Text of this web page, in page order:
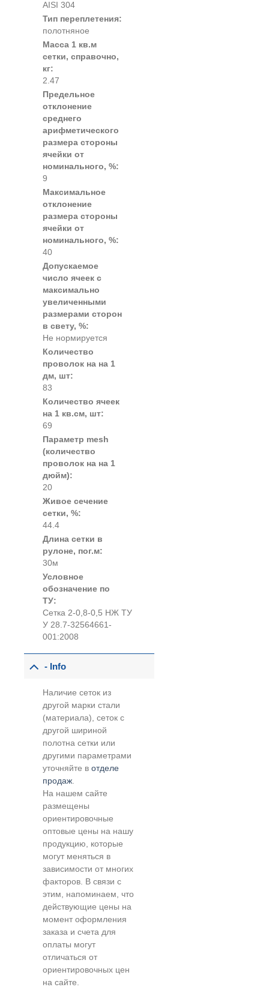
AISI 304
Тип переплетения:
полотняное
Масса 1 кв.м
сетки, справочно,
кг:
2.47
Предельное
отклонение
среднего
арифметического
размера стороны
ячейки от
номинального, %:
9
Максимальное
отклонение
размера стороны
ячейки от
номинального, %:
40
Допускаемое
число ячеек с
максимально
увеличенными
размерами сторон
в свету, %:
Не нормируется
Количество
проволок на на 1
дм, шт:
83
Количество ячеек
на 1 кв.см, шт:
69
Параметр mesh
(количество
проволок на на 1
дюйм):
20
Живое сечение
сетки, %:
44.4
Длина сетки в
рулоне, пог.м:
30м
Условное
обозначение по
ТУ:
Сетка 2-0,8-0,5 НЖ ТУ
У 28.7-32564661-
001:2008
- Info
Наличие сеток из
другой марки стали
(материала), сеток с
другой шириной
полотна сетки или
другими параметрами
уточняйте вотделе
продаж.
На нашем сайте
размещены
ориентировочные
оптовые цены на нашу
продукцию, которые
могут меняться в
зависимости от многих
факторов. В связи с
этим, напоминаем, что
действующие цены на
момент оформления
заказа и счета для
оплаты могут
отличаться от
ориентировочных цен
на сайте.